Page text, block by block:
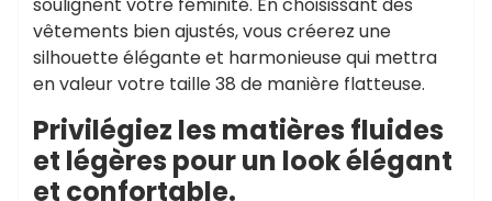
vêtements bien ajustés, vous créerez une
silhouette élégante et harmonieuse qui mettra
en valeur votre taille 38 de manière flatteuse.
Privilégiez les matières fluides
et légères pour un look élégant
et confortable.